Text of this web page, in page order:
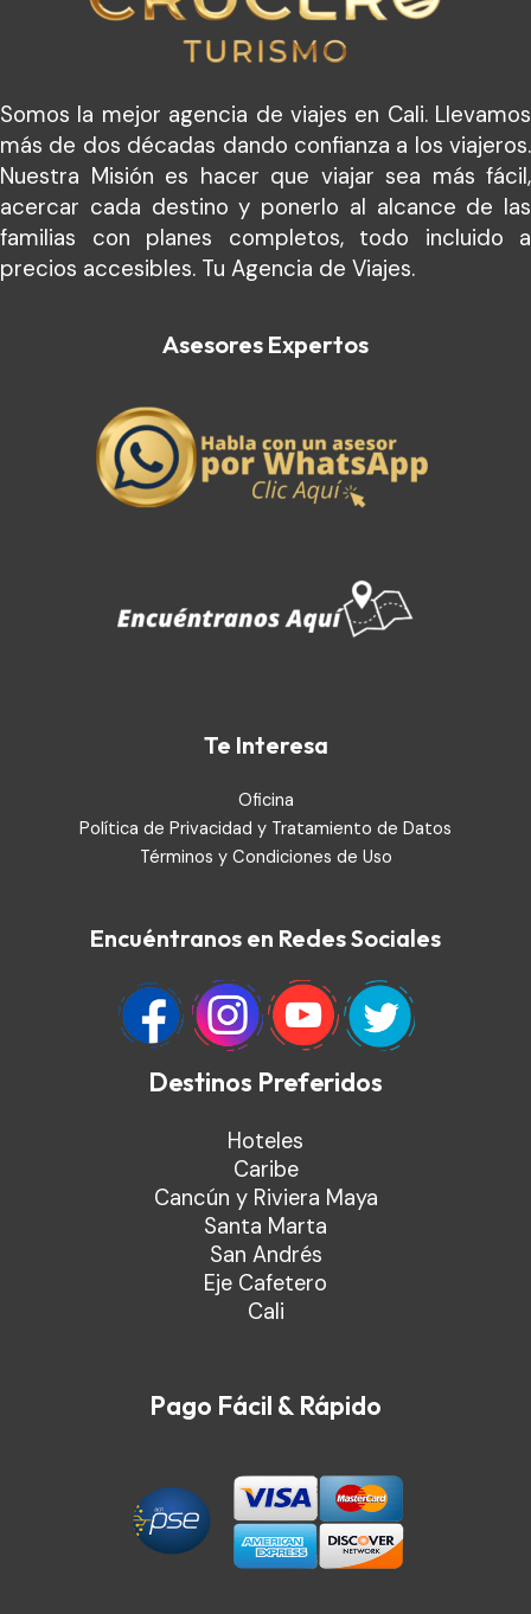
Somos la mejor agencia de viajes en Cali. Llevamos
más de dos décadas dando confianza a los viajeros.
Nuestra Misión es hacer que viajar sea más fácil,
acercar cada destino y ponerlo al alcance de las
familias con planes completos, todo incluido a
precios accesibles. Tu Agencia de Viajes.
Asesores Expertos
Te Interesa
Oficina
Política de Privacidad y Tratamiento de Datos
Términos y Condiciones de Uso
Encuéntranos en Redes Sociales
Destinos Preferidos
Hoteles
Caribe
Cancún y Riviera Maya
Santa Marta
San Andrés
Eje Cafetero
Cali
Pago Fácil & Rápido